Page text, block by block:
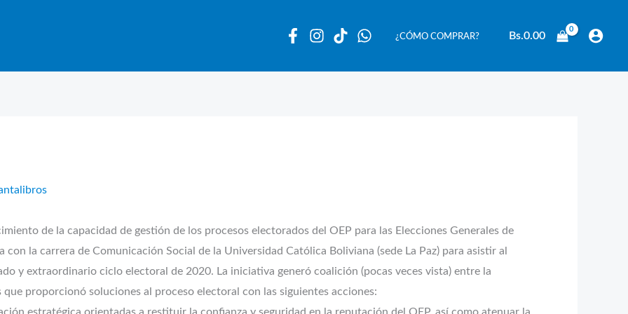
¿CÓMO COMPRAR? Bs.0.00
de la capacidad de gestión de los procesos electorados del OEP para las Elecciones Generales de
con la carrera de Comunicación Social de la Universidad Católica Boliviana (sede La Paz) para asistir al
y extraordinario ciclo electoral de 2020. La iniciativa generó coalición (pocas veces vista) entre la
proporcionó soluciones al proceso electoral con las siguientes acciones: